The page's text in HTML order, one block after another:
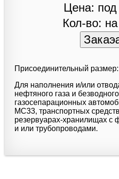
Цена: под
Кол-во: на
Присоединительный
Для наполнения и/или
нефтяного газа и
газосепарационных
МС33, транспортных
резервуарах-хранилищах с
и или трубопроводами.